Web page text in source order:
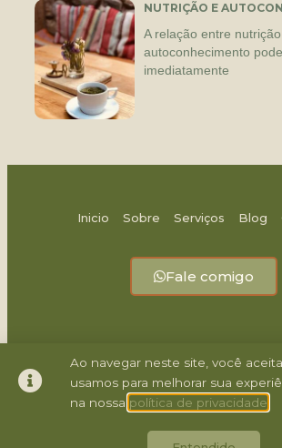
NUTRIÇÃO E
A relação entre
autoconhecimento
imediatamente
Inicio Sobre Serviços Blog
Fale comigo
Ao navegar neste site, você
usamos para melhorar sua
na nossa política de privacidade